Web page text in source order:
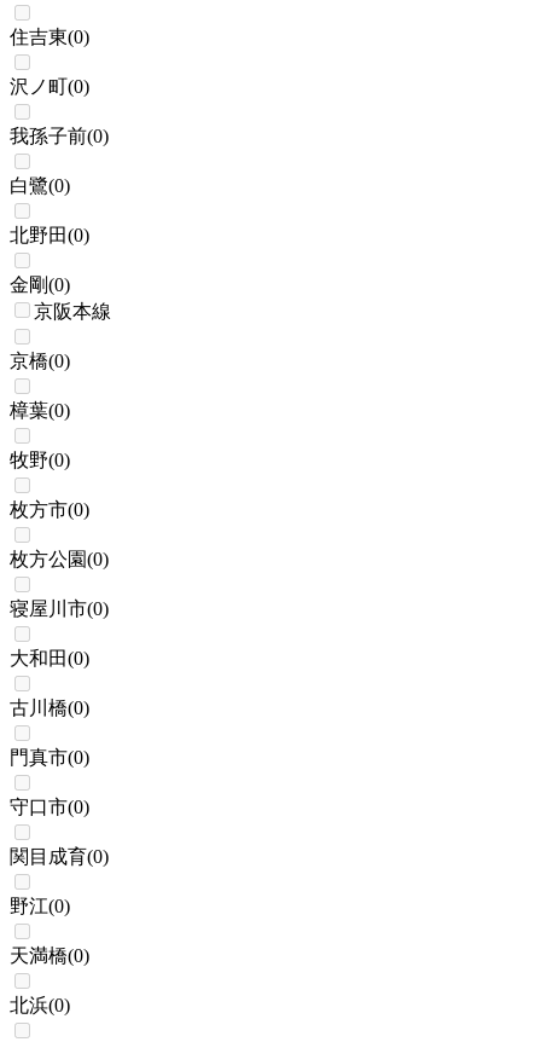
住吉東(0)
沢ノ町(0)
我孫子前(0)
白鷺(0)
北野田(0)
金剛(0)
京阪本線
京橋(0)
樟葉(0)
牧野(0)
枚方市(0)
枚方公園(0)
寝屋川市(0)
大和田(0)
古川橋(0)
門真市(0)
守口市(0)
関目成育(0)
野江(0)
天満橋(0)
北浜(0)